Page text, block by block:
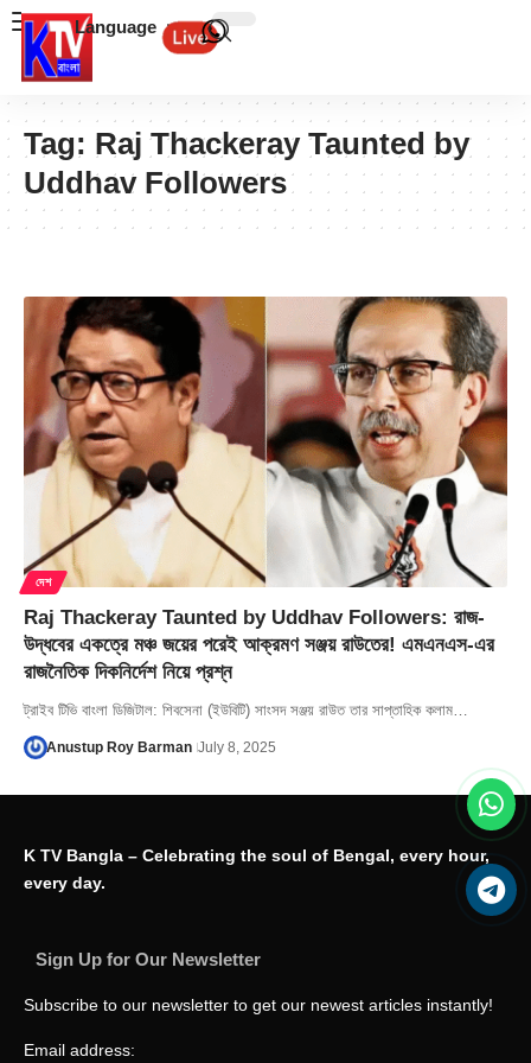
Language
Tag: Raj Thackeray Taunted by
Uddhav Followers
দেশ
Raj Thackeray Taunted by Uddhav Followers: রাজ-
উদ্ধবের একত্রে মঞ্চ জয়ের পরেই আক্রমণ সঞ্জয় রাউতের! এমএনএস-এর
রাজনৈতিক দিকনির্দেশ নিয়ে প্রশ্ন
ট্রাইব টিভি বাংলা ডিজিটাল: শিবসেনা (ইউবিটি) সাংসদ সঞ্জয় রাউত তার সাপ্তাহিক কলাম…
Anustup Roy Barman July 8, 2025
K TV Bangla – Celebrating the soul of Bengal, every hour,
every day.
Sign Up for Our Newsletter
Subscribe to our newsletter to get our newest articles instantly!
Email address: